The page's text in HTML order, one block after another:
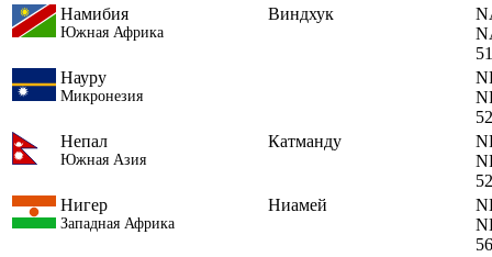
Намибия
Южная Африка
Виндхук
Науру
Микронезия
Непал
Южная Азия
Катманду
Нигер
Западная Африка
Ниамей